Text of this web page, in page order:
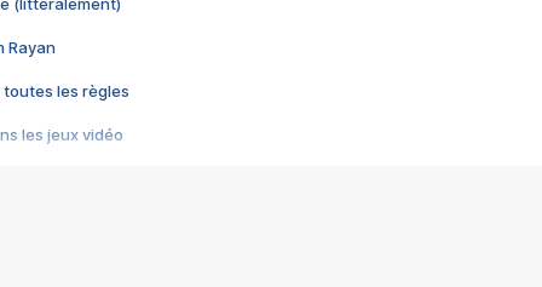
Rayan
toutes les règles
les jeux vidéo